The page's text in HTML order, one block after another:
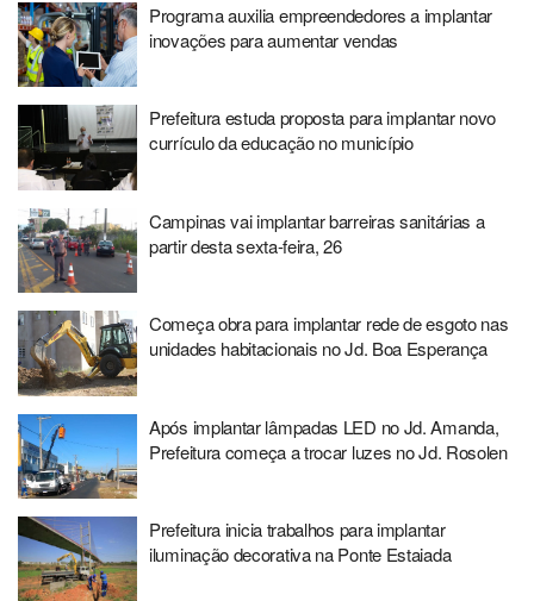
Programa auxilia empreendedores a implantar
inovações para aumentar vendas
Prefeitura estuda proposta para implantar novo
currículo da educação no município
Campinas vai implantar barreiras sanitárias a
partir desta sexta-feira, 26
Começa obra para implantar rede de esgoto nas
unidades habitacionais no Jd. Boa Esperança
Após implantar lâmpadas LED no Jd. Amanda,
Prefeitura começa a trocar luzes no Jd. Rosolen
Prefeitura inicia trabalhos para implantar
iluminação decorativa na Ponte Estaiada